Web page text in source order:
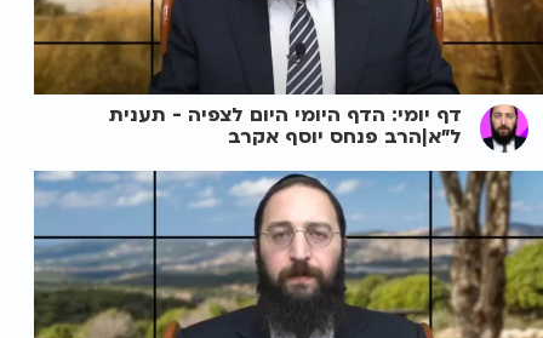
דף יומי: הדף היומי היום לצפיה - תענית
ל"א|הרב פנחס יוסף אקרב